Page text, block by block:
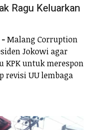
Ragu Keluarkan
-Malang Corruption
Jokowi agar
KPK untuk merespon
revisi UU lembaga